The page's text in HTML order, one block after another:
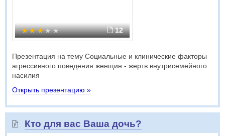
12
Презентация на тему Социальные и клинические факторы
агрессивного поведения женщин - жертв внутрисемейного
насилия
Открыть презентацию »
Кто для вас Ваша дочь?